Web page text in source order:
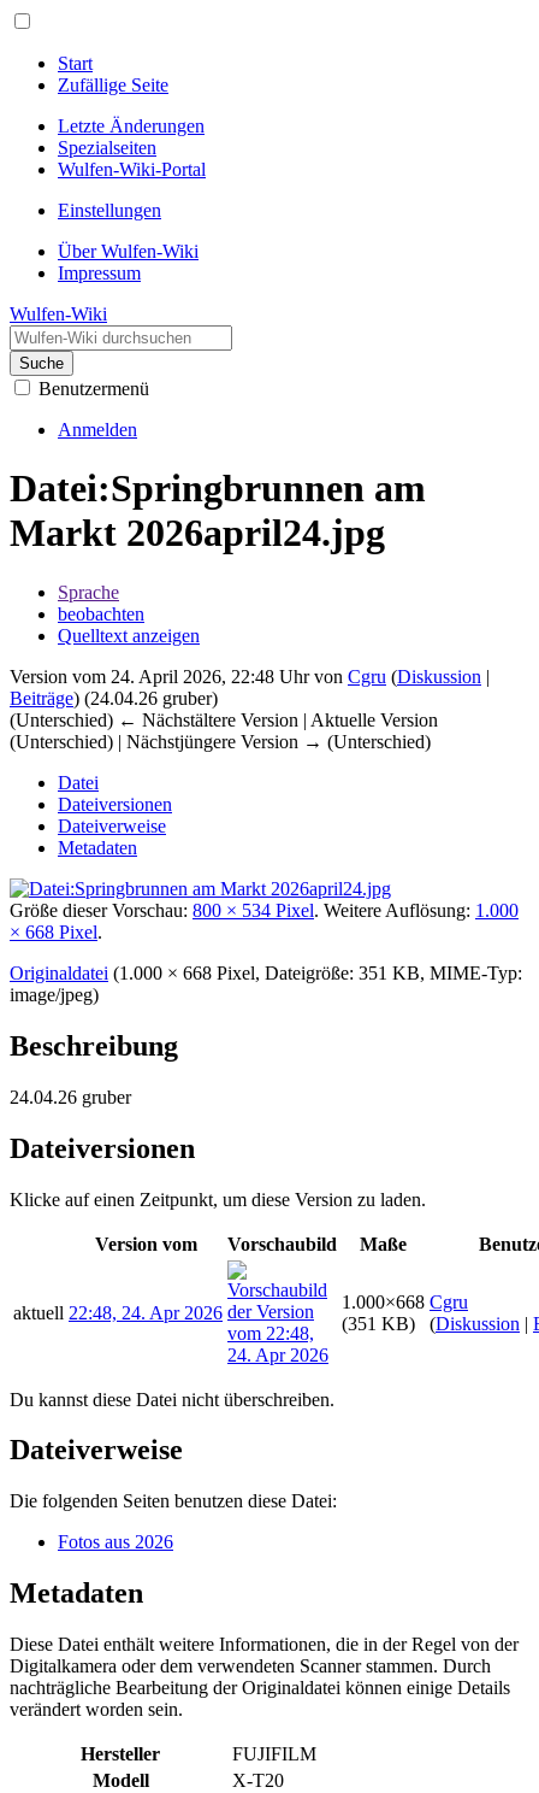
Start
Zufällige Seite
Letzte Änderungen
Spezialseiten
Wulfen-Wiki-Portal
Einstellungen
Über Wulfen-Wiki
Impressum
Wulfen-Wiki
Suche
Benutzermenü
Anmelden
Datei:Springbrunnen am
Markt 2026april24.jpg
Sprache
beobachten
Quelltext anzeigen
Version vom 24. April 2026, 22:48 Uhr von Cgru (Diskussion |
Beiträge) (24.04.26 gruber)
(Unterschied) ← Nächstältere Version | Aktuelle Version
(Unterschied) | Nächstjüngere Version → (Unterschied)
Datei
Dateiversionen
Dateiverweise
Metadaten
Größe dieser Vorschau: 800 × 534 Pixel. Weitere Auflösung: 1.000
× 668 Pixel.
Originaldatei (1.000 × 668 Pixel, Dateigröße: 351 KB, MIME-Typ:
image/jpeg)
Beschreibung
24.04.26 gruber
Dateiversionen
Klicke auf einen Zeitpunkt, um diese Version zu laden.
Version vom Vorschaubild Maße
aktuell 22:48, 24. Apr 2026
1.000×668
(351 KB)
Cgru
(Diskussion |
Du kannst diese Datei nicht überschreiben.
Dateiverweise
Die folgenden Seiten benutzen diese Datei:
Fotos aus 2026
Metadaten
Diese Datei enthält weitere Informationen, die in der Regel von der
Digitalkamera oder dem verwendeten Scanner stammen. Durch
nachträgliche Bearbeitung der Originaldatei können einige Details
verändert worden sein.
Hersteller
FUJIFILM
Modell
X-T20